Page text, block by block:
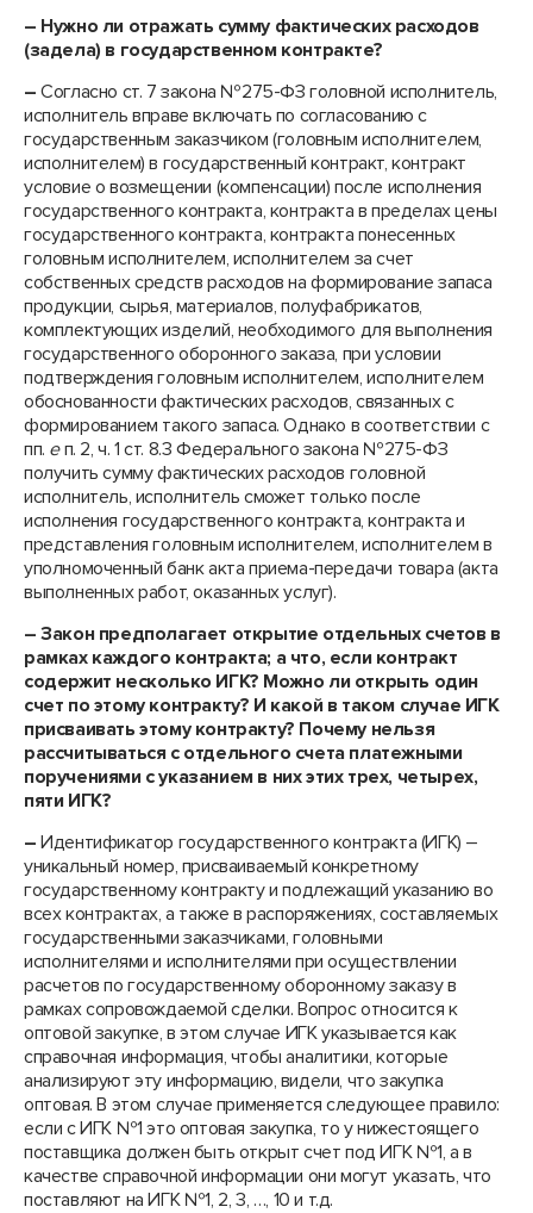
– Нужно ли отражать сумму фактических расходов
(задела) в государственном контракте?
–Согласно ст. 7 закона №275-ФЗ головной исполнитель,
исполнитель вправе включать по согласованию с
государственным заказчиком (головным исполнителем,
исполнителем) в государственный контракт, контракт
условие о возмещении (компенсации) после исполнения
государственного контракта, контракта в пределах цены
государственного контракта, контракта понесенных
головным исполнителем, исполнителем за счет
собственных средств расходов на формирование запаса
продукции, сырья, материалов, полуфабрикатов,
комплектующих изделий, необходимого для выполнения
государственного оборонного заказа, при условии
подтверждения головным исполнителем, исполнителем
обоснованности фактических расходов, связанных с
формированием такого запаса. Однако в соответствии с
пп. еп. 2, ч. 1 ст. 8.3 Федерального закона №275-ФЗ
получить сумму фактических расходов головной
исполнитель, исполнитель сможет только после
исполнения государственного контракта, контракта и
представления головным исполнителем, исполнителем в
уполномоченный банк акта приема-передачи товара (акта
выполненных работ, оказанных услуг).
– Закон предполагает открытие отдельных счетов в
рамках каждого контракта; а что, если контракт
содержит несколько ИГК? Можно ли открыть один
счет по этому контракту? И какой в таком случае ИГК
присваивать этому контракту? Почему нельзя
рассчитываться с отдельного счета платежными
поручениями с указанием в них этих трех, четырех,
пяти ИГК?
– Идентификатор государственного контракта (ИГК) –
уникальный номер, присваиваемый конкретному
государственному контракту и подлежащий указанию во
всех контрактах, а также в распоряжениях, составляемых
государственными заказчиками, головными
исполнителями и исполнителями при осуществлении
расчетов по государственному оборонному заказу в
рамках сопровождаемой сделки. Вопрос относится к
оптовой закупке, в этом случае ИГК указывается как
справочная информация, чтобы аналитики, которые
анализируют эту информацию, видели, что закупка
оптовая. В этом случае применяется следующее правило:
если с ИГК №1 это оптовая закупка, то у нижестоящего
поставщика должен быть открыт счет под ИГК №1, а в
качестве справочной информации они могут указать, что
поставляют на ИГК №1, 2, 3, …, 10 и т.д.